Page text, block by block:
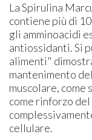
La Spirulina
contiene più di
gli amminoacidi
antiossidanti. Si
alimenti"
mantenimento
muscolare,
come rinforzo
cellulare.